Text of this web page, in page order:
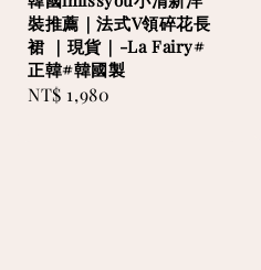
裝推薦｜法式V領碎花長
裙 ｜現貨｜-La Fairy#
正韓#韓國製
Regular
NT$ 1,980